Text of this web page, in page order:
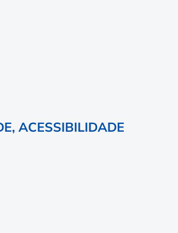
ACESSIBILIDADE